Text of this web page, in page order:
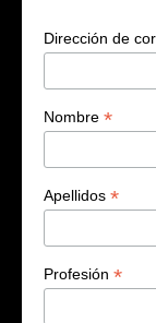
Dirección de
Nombre *
Apellidos *
Profesión *